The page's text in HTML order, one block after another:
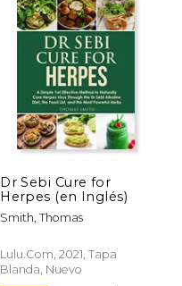
Dr Sebi Cure for
Herpes (en Inglés)
Smith, Thomas
Lulu.com, 2021, Tapa
Blanda, Nuevo